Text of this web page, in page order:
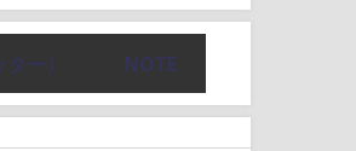
ー） NOTE